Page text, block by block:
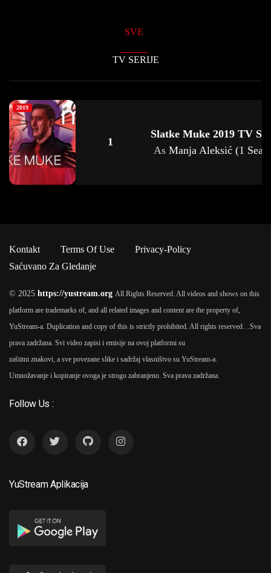
SVE
TV SERIJE
2019
1
Slatke Muke 2019 TV
As Manja Aleksić (1
Kontakt Terms Of Use
Privacy-Policy
Saćuvano Za Gledanje
© 2025 https://yustream.org All Rights Reserved. All videos and shows on this
platform are trademarks of, and all related images and content are the property of,
YuStream-a. Duplication and copy of this is strictly prohibited. All rights reserved…Sva
prava zadržana. Svi video zapisi i emisije na ovoj platformi su
zaštitni znakovi, a sve povezane slike i sadržaj vlasništvo su YuStream-a.
Umnožavanje i kopiranje ovoga je strogo zabranjeno. Sva prava zadržana.
Follow Us :
YuStream Aplikacija